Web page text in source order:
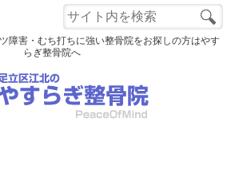
障害・むち打ちに強い整骨院をお探しの方はやす
らぎ整骨院へ